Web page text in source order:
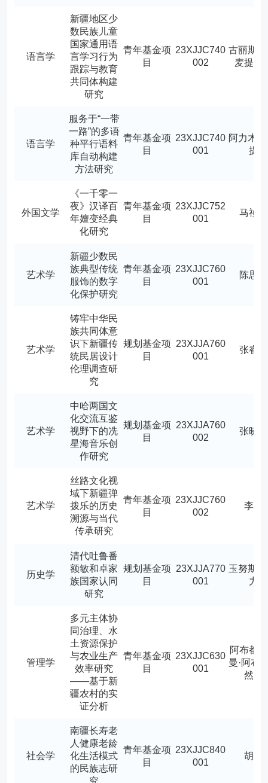
语言学
新疆地区少
数民族儿童
国家通用语
言学习行为
跟踪与教育
共同体构建
研究
青年基金项
目
23XJJC740
002
古丽斯坦
麦提依
语言学
服务于“一带
一路”的多语
种平行语料
库自动构建
方法研究
青年基金项
目
23XJJC740
001
阿力木·
提
外国文学
《一千零一
夜》汉译百
年嬗变经典
化研究
青年基金项
目
23XJJC752
001
马祯妮
艺术学
新疆少数民
族典型传统
服饰的数字
化保护研究
青年基金项
目
23XJJC760
001
陈思羽
艺术学
铸牢中华民
族共同体意
识下新疆传
统民居设计
伦理调查研
究
规划基金项
目
23XJJA760
001
张睿智
艺术学
中哈两国文
化交流互鉴
视野下的冼
星海音乐创
作研究
规划基金项
目
23XJJA760
002
张晓薇
艺术学
丝路文化视
域下新疆弹
拨乐的历史
溯源与当代
传承研究
青年基金项
目
23XJJC760
002
李雪
历史学
清代吐鲁番
额敏和卓家
族国家认同
研究
规划基金项
目
23XJJA770
001
玉努斯江
力
管理学
多元主体协
同治理、水
土资源保护
与农业生产
效率研究
——基于新
疆农村的实
证分析
青年基金项
目
23XJJC630
001
阿布都
曼·阿布
然木
社会学
南疆长寿老
人健康老龄
化生活模式
的民族志研
青年基金项
目
23XJJC840
001
胡刚